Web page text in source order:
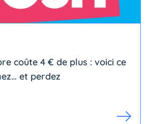
coûte 4 € de plus : voici ce
et perdez